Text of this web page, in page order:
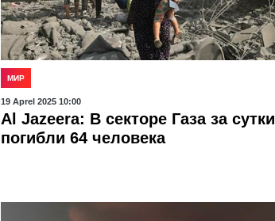
МИР
19 Aprel 2025 10:00
Al Jazeera: В секторе Газа за сутки
погибли 64 человека